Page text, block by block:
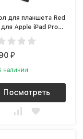
для планшета Red
для Apple iPad Pro
черный
₽
наличии
Посмотреть